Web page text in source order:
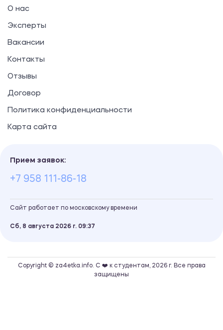
О нас
Эксперты
Вакансии
Контакты
Отзывы
Договор
Политика конфиденциальности
Карта сайта
Прием заявок:
+7 958 111-86-18
Сайт работает по московскому времени
Сб, 8 августа 2026 г. 09 37
Copyright © za4etka.info. С ❤️ к студентам, 2026 г. Все права
защищены